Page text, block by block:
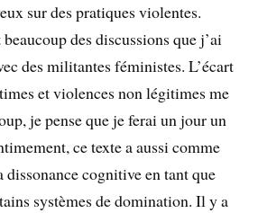
sur des pratiques violentes.
des discussions que j’ai
des militantes féministes. L’écart
et violences non légitimes me
je pense que je ferai un jour un
ce texte a aussi comme
dissonance cognitive en tant que
systèmes de domination. Il y a